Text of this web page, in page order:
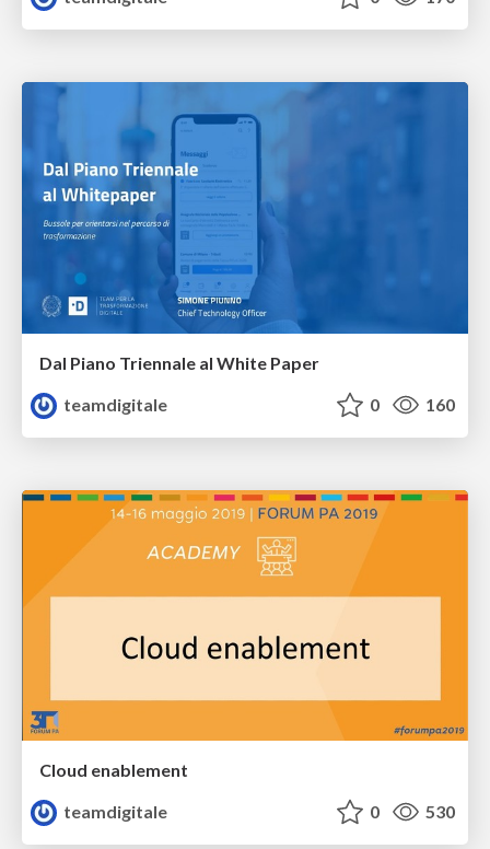
Dal Piano Triennale al White Paper
teamdigitale
0 160
Cloud enablement
teamdigitale
0 530